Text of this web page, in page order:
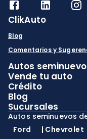
ClikAuto
Blog
Comentarios y
Autos
Vende tu auto
Crédito
Blog
Sucursales
Autos seminuevos
Ford
| Chevrolet